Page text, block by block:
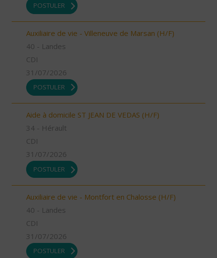
POSTULER
Auxiliaire de vie - Villeneuve de Marsan (H/F)
40 - Landes
CDI
31/07/2026
POSTULER
Aide à domicile ST JEAN DE VEDAS (H/F)
34 - Hérault
CDI
31/07/2026
POSTULER
Auxiliaire de vie - Montfort en Chalosse (H/F)
40 - Landes
CDI
31/07/2026
POSTULER